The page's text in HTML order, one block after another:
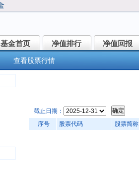
基金首页
基金首页 净值排行
净值排行 净值回报
净值回报
查看股票行情
截止日期：
序号
股票代码 股票简称